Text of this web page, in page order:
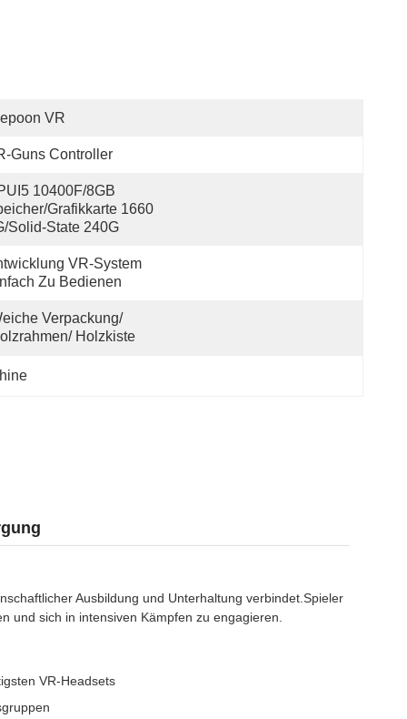
VR
Guns Controller
10400F/8GB
Grafikkarte 1660
Solid-State 240G
VR-System
Zu Bedienen
Verpackung/
Holzkiste
Ausbildung und Unterhaltung verbindet.Spieler
und sich in intensiven Kämpfen zu engagieren.
VR-Headsets